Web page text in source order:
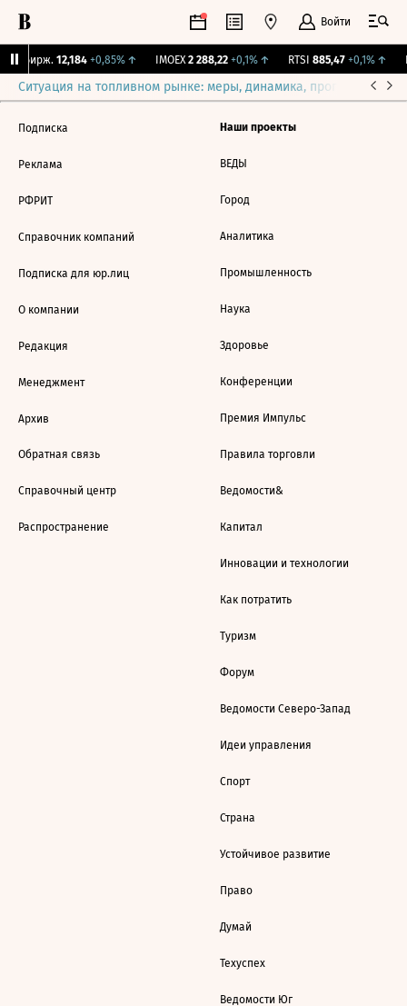
Войти
Бирж. 12,184 +0,85%↑ IMOEX 2 288,22 +0,1%↑ RTSI 885,47 +0,1%↑
Ситуация на топливном рынке: меры, динамика, прогнозы
Подписка
Реклама
РФРИТ
Справочник компаний
Подписка для юр.лиц
О компании
Редакция
Менеджмент
Архив
Обратная связь
Справочный центр
Распространение
Наши проекты
ВЕДЫ
Город
Аналитика
Промышленность
Наука
Здоровье
Конференции
Премия Импульс
Правила торговли
Ведомости&
Капитал
Инновации и технологии
Как потратить
Туризм
Форум
Ведомости Северо-Запад
Идеи управления
Спорт
Страна
Устойчивое развитие
Право
Думай
Техуспех
Ведомости Юг